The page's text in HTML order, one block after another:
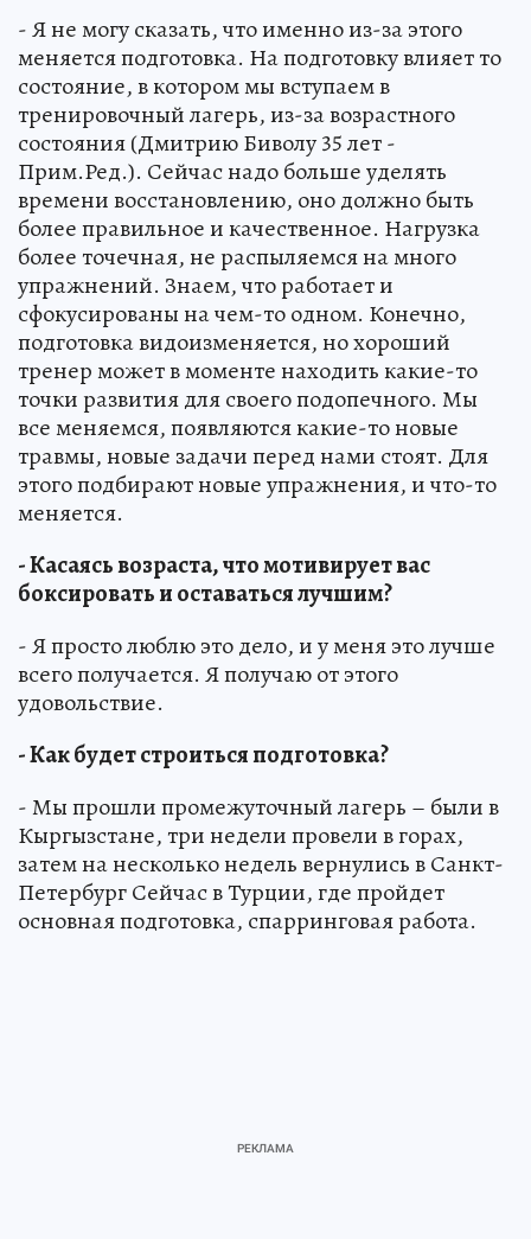
- Я не могу сказать, что именно из-за этого
меняется подготовка. На подготовку влияет то
состояние, в котором мы вступаем в
тренировочный лагерь, из-за возрастного
состояния (Дмитрию Биволу 35 лет -
Прим.Ред.). Сейчас надо больше уделять
времени восстановлению, оно должно быть
более правильное и качественное. Нагрузка
более точечная, не распыляемся на много
упражнений. Знаем, что работает и
сфокусированы на чем-то одном. Конечно,
подготовка видоизменяется, но хороший
тренер может в моменте находить какие-то
точки развития для своего подопечного. Мы
все меняемся, появляются какие-то новые
травмы, новые задачи перед нами стоят. Для
этого подбирают новые упражнения, и что-то
меняется.
- Касаясь возраста, что мотивирует вас
боксировать и оставаться лучшим?
- Я просто люблю это дело, и у меня это лучше
всего получается. Я получаю от этого
удовольствие.
- Как будет строиться подготовка?
- Мы прошли промежуточный лагерь – были в
Кыргызстане, три недели провели в горах,
затем на несколько недель вернулись в Санкт-
Петербург Сейчас в Турции, где пройдет
основная подготовка, спарринговая работа.